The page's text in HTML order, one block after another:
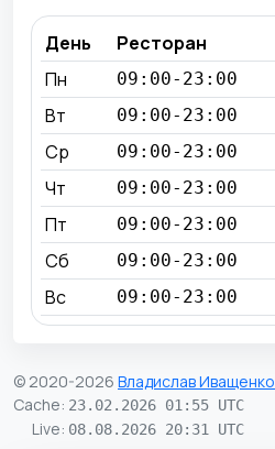
День Ресторан
Пн
09:00-23:00
Вт 09:00-23:00
Ср 09:00-23:00
Чт 09:00-23:00
Пт 09:00-23:00
Сб 09:00-23:00
Вс 09:00-23:00
© 2020-2026 Владислав Иващенко
Cache: 23.02.2026 01:55 UTC
Live: 08.08.2026 20:31 UTC